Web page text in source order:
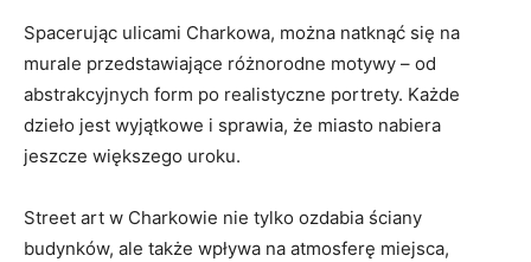
Spacerując ulicami Charkowa, można natknąć się na
murale przedstawiające różnorodne motywy – od
abstrakcyjnych form po realistyczne portrety. Każde
dzieło jest wyjątkowe i sprawia, że miasto nabiera
jeszcze większego uroku.
Street art w Charkowie nie tylko ozdabia ściany
⁣budynków, ‌ale także wpływa na⁣ atmosferę miejsca,